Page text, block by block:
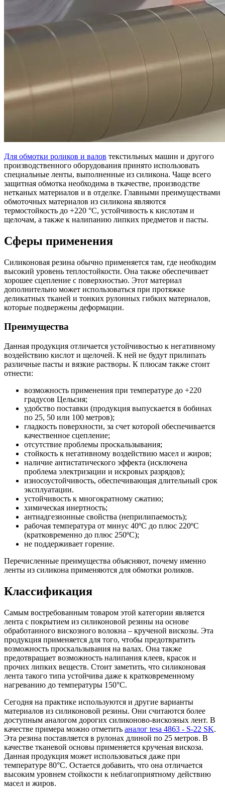
Для обмотки роликов и валов текстильных машин и другого
производственного оборудования принято использовать
специальные ленты, выполненные из силикона. Чаще всего
защитная обмотка необходима в ткачестве, производстве
нетканых материалов и в отделке. Главными преимуществами
обмоточных материалов из силикона являются
термостойкость до +220 °C, устойчивость к кислотам и
щелочам, а также к налипанию липких предметов и пасты.
Сферы применения
Силиконовая резина обычно применяется там, где необходим
высокий уровень теплостойкости. Она также обеспечивает
хорошее сцепление с поверхностью. Этот материал
дополнительно может использоваться при протяжке
деликатных тканей и тонких рулонных гибких материалов,
которые подвержены деформации.
Преимущества
Данная продукция отличается устойчивостью к негативному
воздействию кислот и щелочей. К ней не будут прилипать
различные пасты и вязкие растворы. К плюсам также стоит
отнести:
возможность применения при температуре до +220
градусов Цельсия;
удобство поставки (продукция выпускается в бобинах
по 25, 50 или 100 метров);
гладкость поверхности, за счет которой обеспечивается
качественное сцепление;
отсутствие проблемы проскальзывания;
стойкость к негативному воздействию масел и жиров;
наличие антистатического эффекта (исключена
проблема электризации и искровых разрядов);
износоустойчивость, обеспечивающая длительный срок
эксплуатации.
устойчивость к многократному сжатию;
химическая инертность;
антиадгезионные свойства (неприлипаемость);
рабочая температура от минус 40ºC до плюс 220ºC
(кратковременно до плюс 250ºC);
не поддерживает горение.
Перечисленные преимущества объясняют, почему именно
ленты из силикона применяются для обмотки роликов.
Классификация
Самым востребованным товаром этой категории является
лента с покрытием из силиконовой резины на основе
обработанного вискозного волокна – крученой вискозы. Эта
продукция применяется для того, чтобы предотвратить
возможность проскальзывания на валах. Она также
предотвращает возможность налипания клеев, красок и
прочих липких веществ. Стоит заметить, что силиконовая
лента такого типа устойчива даже к кратковременному
нагреванию до температуры 150°C.
Сегодня на практике используются и другие варианты
материалов из силиконовой резины. Они считаются более
доступным аналогом дорогих силиконово-вискозных лент. В
качестве примера можно отметить аналог tesa 4863 - S-22 SK.
Эта резина поставляется в рулонах длиной по 25 метров. В
качестве тканевой основы применяется крученая вискоза.
Данная продукция может использоваться даже при
температуре 80°C. Остается добавить, что она отличается
высоким уровнем стойкости к неблагоприятному действию
масел и жиров.